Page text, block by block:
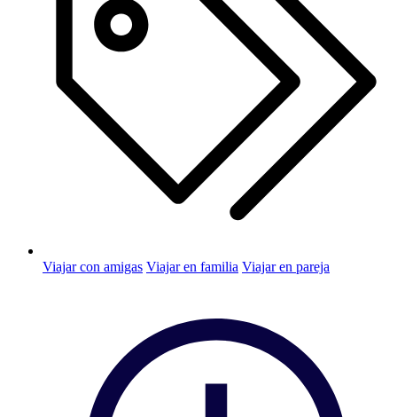
Viajar con amigas Viajar en familia Viajar en pareja